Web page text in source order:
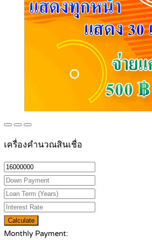
เครื่องคำนวณสินเชื่อ
Calculate
Monthly Payment: